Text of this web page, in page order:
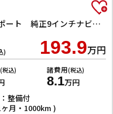
ハイブリッドXZ スズキセーフティサポート 純正9インチナビ TV Bluetooth対応 全方位カメラ 両側自動ドア ヘッドアップディスプレイ アダプティブクルーズコントロール ステアリングヒーター LEDヘッドライ
) 193.9万円
(税込) 諸費用(税込)
8.1万円
整備付
月・1000km )